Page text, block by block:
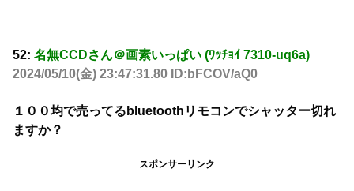
52: 名無CCDさん＠画素いっぱい (ﾜｯﾁｮｲ 7310-uq6a)
2024/05/10(金) 23:47:31.80 ID:bFCOV/aQ0
１００均で売ってるbluetoothリモコンでシャッター切れ
ますか？
スポンサーリンク